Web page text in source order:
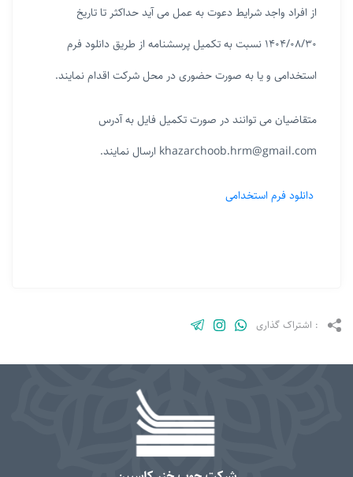
از افراد واجد شرایط دعوت به عمل می آید حداکثر تا تاریخ
۱۴۰۴/۰۸/۳۰ نسبت به تکمیل پرسشنامه از طریق دانلود فرم
استخدامی و یا به صورت حضوری در محل شرکت اقدام نمایند.
متقاضیان می توانند در صورت تکمیل فایل به آدرس
khazarchoob.hrm@gmail.com ارسال نمایند.
دانلود فرم استخدامی
: اشتراک گذاری